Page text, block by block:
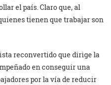
el país. Claro que, al
tienen que trabajar son
reconvertido que dirige la
en conseguir una
por la vía de reducir